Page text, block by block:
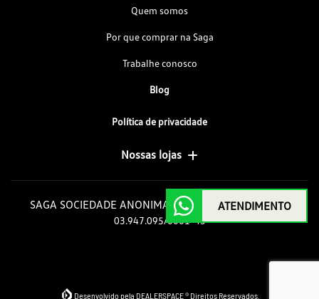
Quem somos
Por que comprar na Saga
Trabalhe conosco
Blog
Política de privacidade
Nossas lojas
SAGA SOCIEDADE ANONIMA GOIAS DE AUTOMOVEIS
03.947.095/0001-43
Desenvolvido pela DEALERSPACE ® Direitos Reservados.
ATENDIMENTO